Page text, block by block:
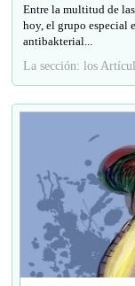
Entre la multitud de
hoy, el grupo especial
antibakterial...
La sección: los